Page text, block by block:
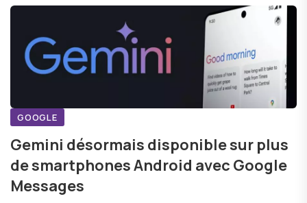
GOOGLE
Gemini désormais disponible sur plus
de smartphones Android avec Google
Messages